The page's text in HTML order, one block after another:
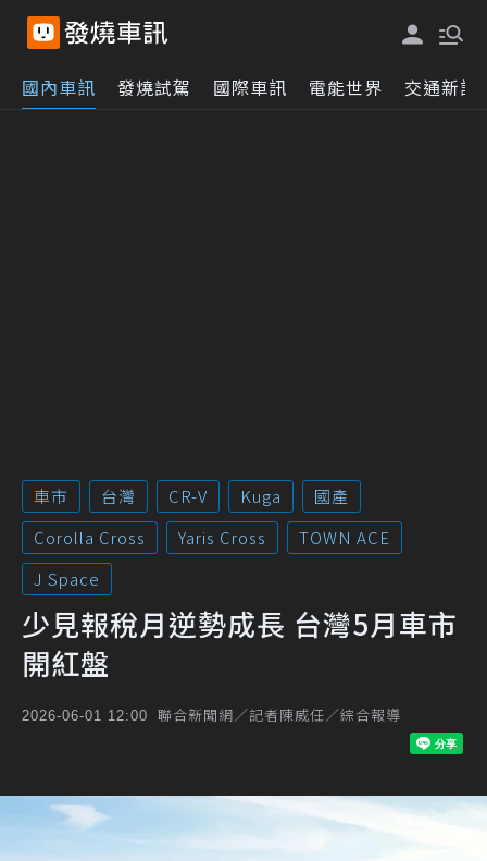
國內車訊 發燒試駕 國際車訊 電能世界 交通新訊
車市 台灣 CR-V Kuga
國產
Corolla Cross
Yaris Cross
TOWN ACE
J Space
少見報稅月逆勢成長 台灣5月車市
開紅盤
2026-06-01 12:00 聯合新聞網／記者陳威任／綜合報導